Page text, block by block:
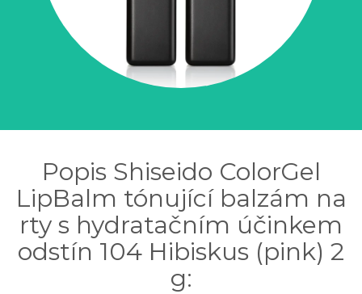
Popis Shiseido ColorGel
LipBalm tónující balzám na
rty s hydratačním účinkem
odstín 104 Hibiskus (pink) 2
g: